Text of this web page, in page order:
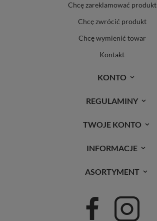
Chcę zareklamować produkt
Chcę zwrócić produkt
Chcę wymienić towar
Kontakt
KONTO
REGULAMINY
TWOJE KONTO
INFORMACJE
ASORTYMENT